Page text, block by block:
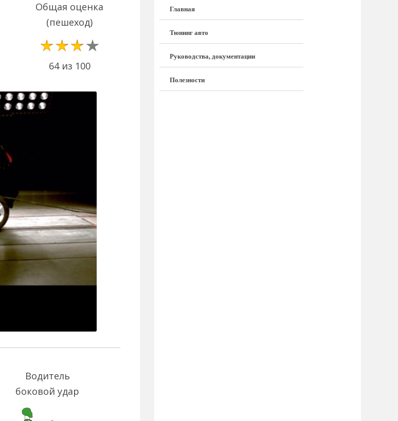
Общая оценка
(пешеход)
64 из 100
Водитель
боковой удар
Главная
Тюнинг авто
Руководства, документации
Полезности